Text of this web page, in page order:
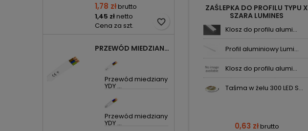
1,78 złbrutto
1,45 złnetto
Cena za szt.
favorite_border
PRZEWÓD MIEDZIANY YDYP DRUT 3X1,5MM2 ŻO 450/750V
Przewód miedziany
YDY ...
Przewód miedziany
YDY ...
ZAŚLEPKA DO PROFILU TYPU X
SZARA LUMINES
Klosz do profilu alumi...
Profil aluminiowy Lumi...
Klosz do profilu alumi...
Taśma w żelu 300 LED S...
0,63 złbrutto